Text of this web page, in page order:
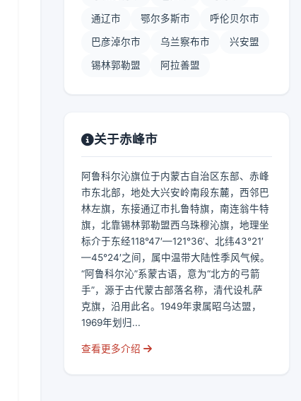
通辽市 鄂尔多斯市 呼伦贝尔市
巴彦淖尔市 乌兰察布市 兴安盟
锡林郭勒盟 阿拉善盟
关于赤峰市
阿鲁科尔沁旗位于内蒙古自治区东部、赤峰
市东北部，地处大兴安岭南段东麓，西邻巴
林左旗，东接通辽市扎鲁特旗，南连翁牛特
旗，北靠锡林郭勒盟西乌珠穆沁旗，地理坐
标介于东经118°47′—121°36′、北纬43°21′
—45°24′之间，属中温带大陆性季风气候。
“阿鲁科尔沁”系蒙古语，意为“北方的弓箭
手”，源于古代蒙古部落名称，清代设札萨
克旗，沿用此名。1949年隶属昭乌达盟，
1969年划归...
查看更多介绍